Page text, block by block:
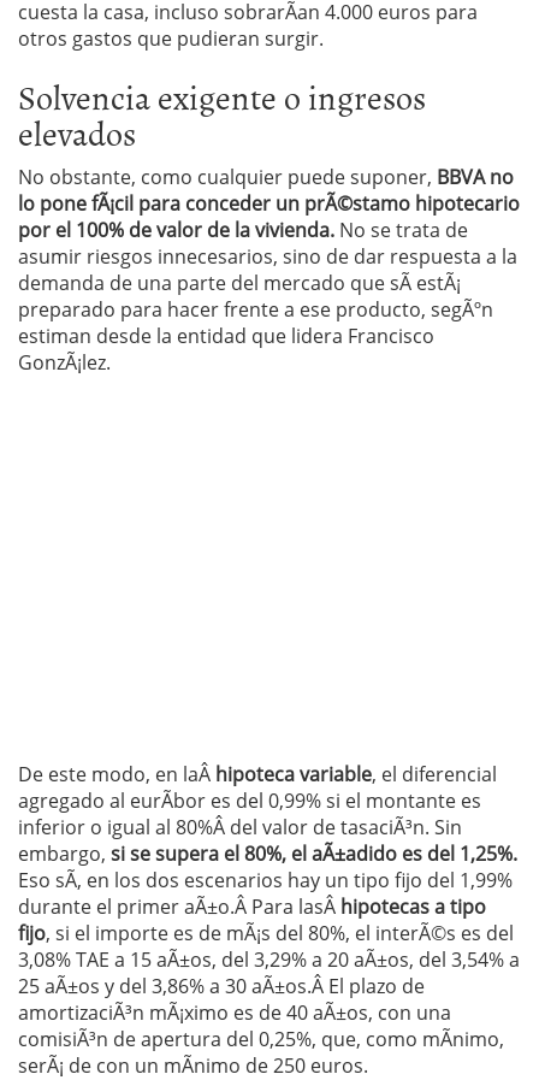
cuesta la casa, incluso sobrarÃ­an 4.000 euros para
otros gastos que pudieran surgir.
Solvencia exigente o ingresos
elevados
No obstante, como cualquier puede suponer, BBVA no
lo pone fÃ¡cil para conceder un prÃ©stamo hipotecario
por el 100% de valor de la vivienda. No se trata de
asumir riesgos innecesarios, sino de dar respuesta a la
demanda de una parte del mercado que sÃ­ estÃ¡
preparado para hacer frente a ese producto, segÃºn
estiman desde la entidad que lidera Francisco
GonzÃ¡lez.
De este modo, en laÂ hipoteca variable, el diferencial
agregado al eurÃ­bor es del 0,99% si el montante es
inferior o igual al 80%Â del valor de tasaciÃ³n. Sin
embargo, si se supera el 80%, el aÃ±adido es del 1,25%.
Eso sÃ­, en los dos escenarios hay un tipo fijo del 1,99%
durante el primer aÃ±o.Â Para lasÂ hipotecas a tipo
fijo, si el importe es de mÃ¡s del 80%, el interÃ©s es del
3,08% TAE a 15 aÃ±os, del 3,29% a 20 aÃ±os, del 3,54% a
25 aÃ±os y del 3,86% a 30 aÃ±os.Â El plazo de
amortizaciÃ³n mÃ¡ximo es de 40 aÃ±os, con una
comisiÃ³n de apertura del 0,25%, que, como mÃ­nimo,
serÃ¡ de con un mÃ­nimo de 250 euros.